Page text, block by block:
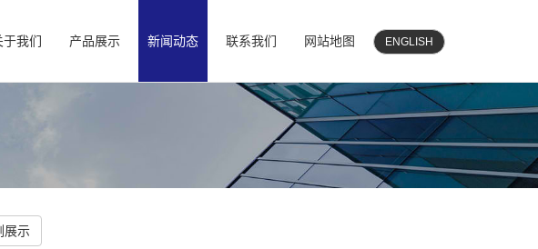
ENGLISH
于我们 产品展示 新闻动态 联系我们 网站地图
展示